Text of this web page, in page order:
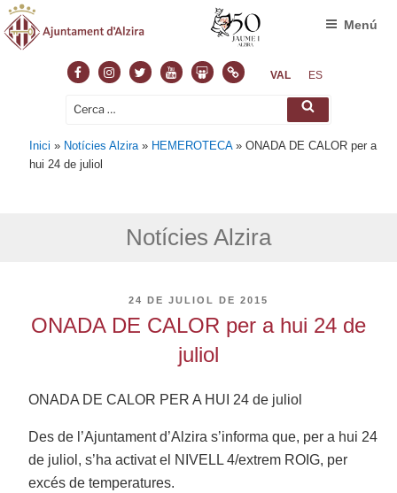
FacebookInstagram
TwitterYoutubeSlideshare
NormasVAL ES
Cerca: Cerca
Menú
Inici » Notícies Alzira » HEMEROTECA»ONADA DE CALOR per a
hui 24 de juliol
Notícies Alzira
PUBLICAT
24 DE JULIOL DE 2015
ONADA DE CALOR per a hui 24 de
juliol
ONADA DE CALOR PER A HUI 24 de juliol
Des de l’Ajuntament d’Alzira s’informa que, per a hui 24
de juliol, s’ha activat el NIVELL 4/extrem ROIG, per
excés de temperatures.